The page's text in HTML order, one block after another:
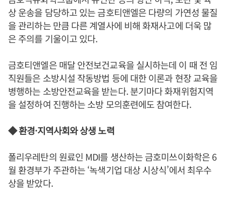
상 운송을 담당하고 있는 금호티앤엘은 다량의 가연성 물질
을 관리하는 만큼 다른 계열사에 비해 화재사고에 더욱 많
은 주의를 기울이고 있다.
금호티앤엘은 매달 안전보건교육을 실시하는데 이 때 전 임
직원들은 소방시설 작동방법 등에 대한 이론과 현장 교육을
병행하는 소방안전교육을 받는다. 분기마다 화재위험지역
을 설정하여 진행하는 소방 모의훈련에도 참여한다.
◆ 환경·지역사회와 상생 노력
폴리우레탄의 원료인 MDI를 생산하는 금호미쓰이화학은 6
월 환경부가 주관하는 ‘녹색기업 대상 시상식’에서 최우수
상을 받았다.